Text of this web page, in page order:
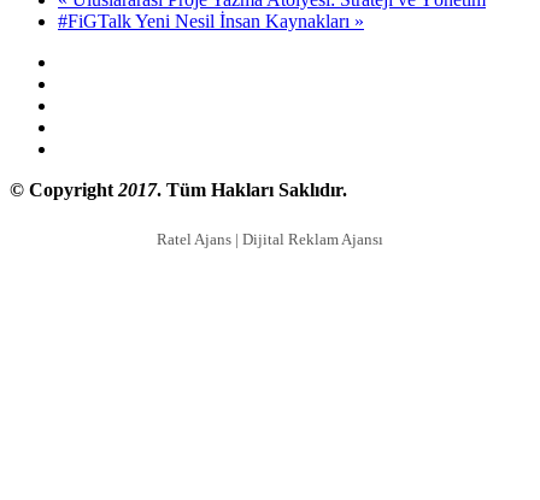
#FiGTalk Yeni Nesil İnsan Kaynakları »
© Copyright 2017. Tüm Hakları Saklıdır.
Ratel Ajans | Dijital Reklam Ajansı